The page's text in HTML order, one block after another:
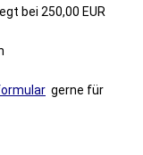
bei 250,00 EUR
gerne für